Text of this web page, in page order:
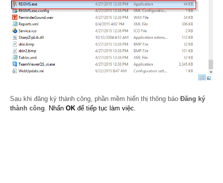
Sau khi đăng ký thành công, phần mềm hiển thị thông báo Đăng ký
thành công. Nhấn OK để tiếp tục làm việc.